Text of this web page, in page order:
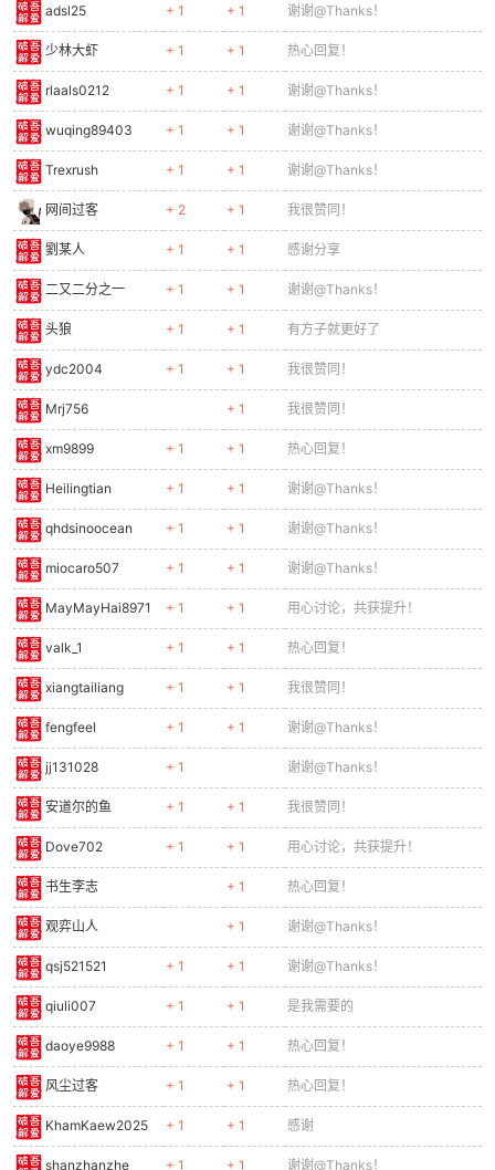
adsl25 + 1 + 1 谢谢@Thanks！
少林大虾 + 1 + 1 热心回复！
rlaals0212 + 1 + 1 谢谢@Thanks！
wuqing89403 + 1 + 1 谢谢@Thanks！
Trexrush + 1 + 1 谢谢@Thanks！
网间过客 + 2 + 1 我很赞同！
劉某人 + 1 + 1 感谢分享
二又二分之一 + 1 + 1 谢谢@Thanks！
头狼 + 1 + 1 有方子就更好了
ydc2004 + 1 + 1 我很赞同！
Mrj756 + 1 我很赞同！
xm9899 + 1 + 1 热心回复！
Heilingtian + 1 + 1 谢谢@Thanks！
qhdsinoocean + 1 + 1 谢谢@Thanks！
miocaro507 + 1 + 1 谢谢@Thanks！
MayMayHai8971 + 1 + 1 用心讨论，共获提升！
valk_1 + 1 + 1 热心回复！
xiangtailiang + 1 + 1 我很赞同！
fengfeel + 1 + 1 谢谢@Thanks！
jj131028 + 1 谢谢@Thanks！
安道尔的鱼 + 1 + 1 我很赞同！
Dove702 + 1 + 1 用心讨论，共获提升！
书生李志 + 1 热心回复！
观弈山人 + 1 谢谢@Thanks！
qsj521521 + 1 + 1 谢谢@Thanks！
qiuli007 + 1 + 1 是我需要的
daoye9988 + 1 + 1 热心回复！
风尘过客 + 1 + 1 热心回复！
KhamKaew2025 + 1 + 1 感谢
shanzhanzhe + 1 + 1 谢谢@Thanks！